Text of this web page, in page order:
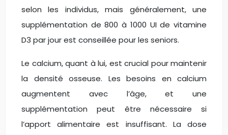
selon les individus, mais généralement, une
supplémentation de 800 à 1000 UI de vitamine
D3 par jour est conseillée pour les seniors.
Le calcium, quant à lui, est crucial pour maintenir
la densité osseuse. Les besoins en calcium
augmentent avec l’âge, et une
supplémentation peut être nécessaire si
l’apport alimentaire est insuffisant. La dose